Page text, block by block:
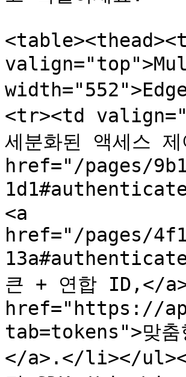
<tr><td
세분화된 액세스
href="/pages/
<a
href="/pages/
큰 + 연합 ID,</
href="https://
tab=tokens">맞
</a>.</li></